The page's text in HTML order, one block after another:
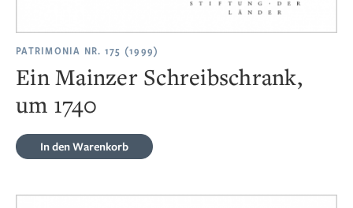
PATRIMONIA NR. 175 (1999)
Ein Mainzer Schreibschrank,
um 1740
In den Warenkorb